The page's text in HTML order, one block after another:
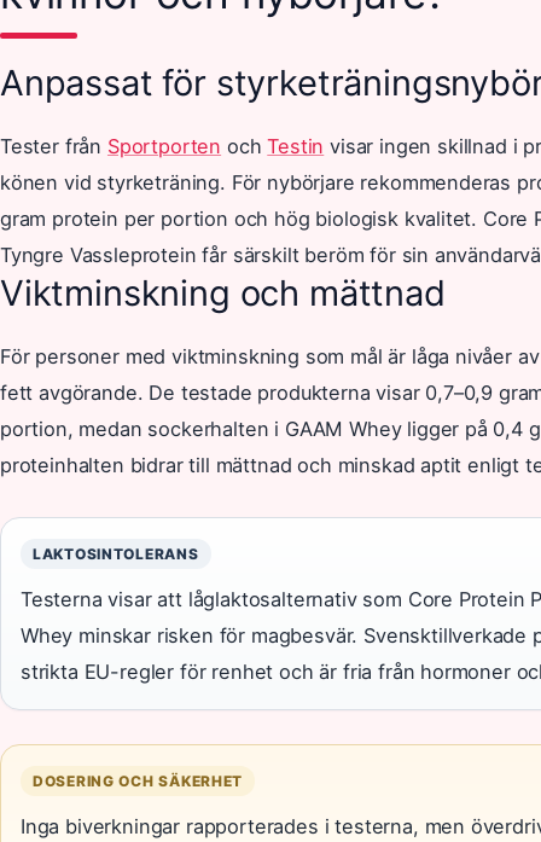
Anpassat för
Tester från Sportporten ochTestin visar ingen skillnad i
könen vid styrketräning. För nybörjare rekommenderas
gram protein per portion och hög biologisk kvalitet. Core
Tyngre Vassleprotein får särskilt beröm för sin
Viktminskning och mättnad
För personer med viktminskning som mål är låga nivåer
fett avgörande. De testade produkterna visar 0,7–0,9
portion, medan sockerhalten i GAAM Whey ligger på 0,4
proteinhalten bidrar till mättnad och minskad aptit enligt
LAKTOSINTOLERANS
Testerna visar att låglaktosalternativ som Core Protein
Whey minskar risken för magbesvär. Svensktillverkade
strikta EU-regler för renhet och är fria från hormoner
DOSERING OCH SÄKERHET
Inga biverkningar rapporterades i testerna, men